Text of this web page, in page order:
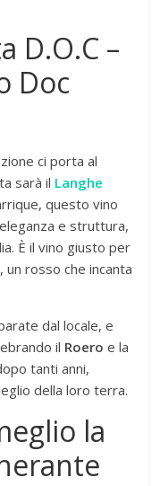
D.O.C –
Doc
ci porta al
sarà il Langhe
questo vino
e struttura,
È il vino giusto per
rosso che incanta
dal locale, e
il Roero e la
tanti anni,
della loro terra.
la